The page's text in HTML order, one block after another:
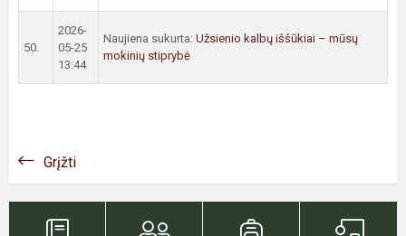
50.
2026-
05-25
13:44
Naujiena sukurta: Užsienio kalbų iššūkiai – mūsų
mokinių stiprybė
Grįžti